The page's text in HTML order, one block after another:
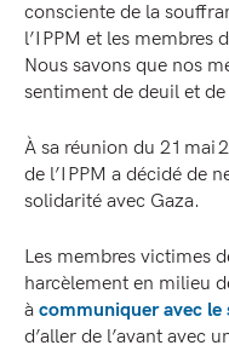
consciente de la
l’IPPM et les membres
Nous savons que nos
sentiment de deuil et de
À sa réunion du 21 mai
de l’IPPM a décidé de
solidarité avec Gaza.
Les membres victimes
harcèlement en milieu
à communiquer avec le
d’aller de l’avant avec